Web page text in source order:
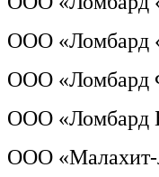
ООО «Ломбард
ООО «Ломбард
ООО «Ломбард
ООО «Малахит-